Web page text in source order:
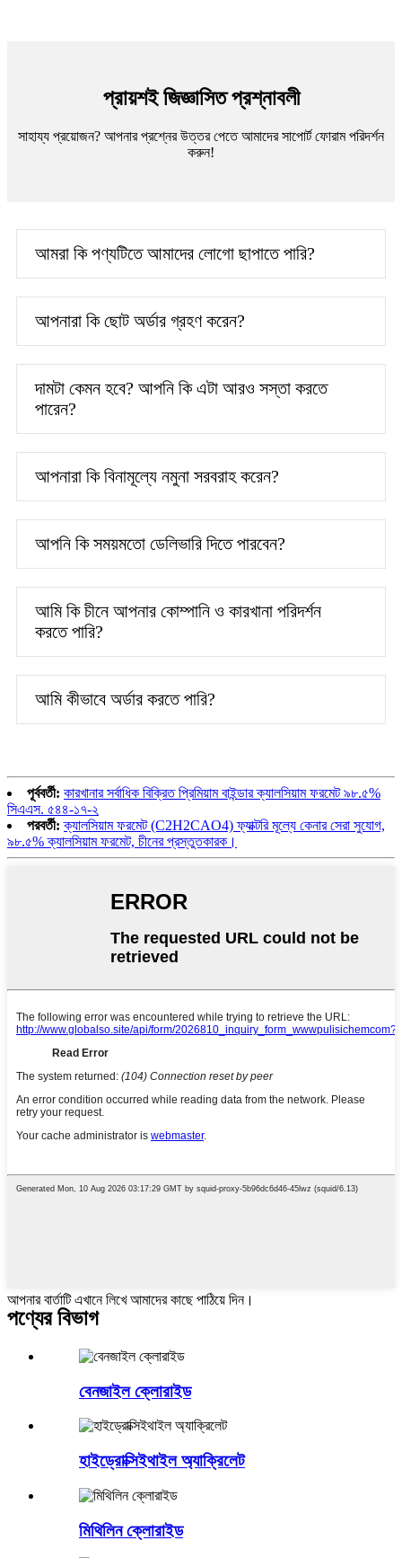
প্রায়শই জিজ্ঞাসিত প্রশ্নাবলী
সাহায্য প্রয়োজন? আপনার প্রশ্নের উত্তর পেতে আমাদের সাপোর্ট ফোরাম পরিদর্শন
করুন!
আমরা কি পণ্যটিতে আমাদের লোগো ছাপাতে পারি?
আপনারা কি ছোট অর্ডার গ্রহণ করেন?
দামটা কেমন হবে? আপনি কি এটা আরও সস্তা করতে
পারেন?
আপনারা কি বিনামূল্যে নমুনা সরবরাহ করেন?
আপনি কি সময়মতো ডেলিভারি দিতে পারবেন?
আমি কি চীনে আপনার কোম্পানি ও কারখানা পরিদর্শন
করতে পারি?
আমি কীভাবে অর্ডার করতে পারি?
পূর্ববর্তী: কারখানার সর্বাধিক বিক্রিত প্রিমিয়াম বাইন্ডার ক্যালসিয়াম ফরমেট ৯৮.৫%
সিএএস. ৫৪৪-১৭-২
পরবর্তী: ক্যালসিয়াম ফরমেট (C2H2CAO4) ফ্যাক্টরি মূল্যে কেনার সেরা সুযোগ,
৯৮.৫% ক্যালসিয়াম ফরমেট, চীনের প্রস্তুতকারক।
আপনার বার্তাটি এখানে লিখে আমাদের কাছে পাঠিয়ে দিন।
পণ্যের বিভাগ
বেনজাইল ক্লোরাইড
হাইড্রোক্সিইথাইল অ্যাক্রিলেট
মিথিলিন ক্লোরাইড